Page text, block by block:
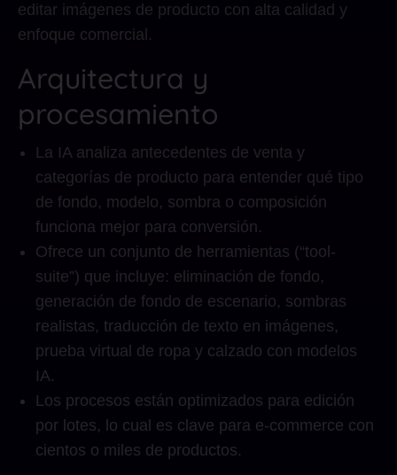
editar imágenes de producto con alta calidad y
enfoque comercial.
Arquitectura y
procesamiento
La IA analiza antecedentes de venta y
categorías de producto para entender qué tipo
de fondo, modelo, sombra o composición
funciona mejor para conversión.
Ofrece un conjunto de herramientas (“tool-
suite”) que incluye: eliminación de fondo,
generación de fondo de escenario, sombras
realistas, traducción de texto en imágenes,
prueba virtual de ropa y calzado con modelos
IA.
Los procesos están optimizados para edición
por lotes, lo cual es clave para e-commerce con
cientos o miles de productos.